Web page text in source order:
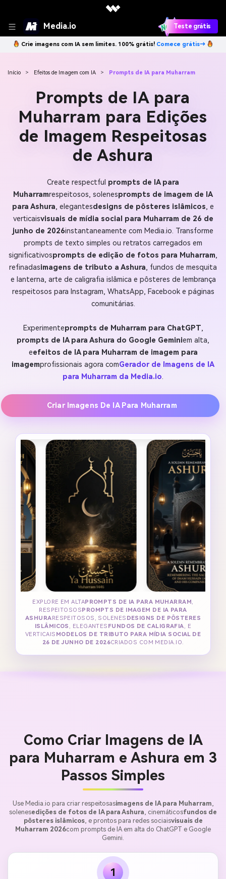
Media.io Teste grátis
Crie imagens com IA sem limites. 100% grátis! Comece grátis→
Início > Efeitos de Imagem com IA > Prompts de IA para Muharram
Prompts de IA para
Muharram para Edições
de Imagem Respeitosas
de Ashura
Create respectful prompts de IA para
Muharramrespeitosos, solenesprompts de imagem de IA
para Ashura, elegantesdesigns de pôsteres islâmicos, e
verticaisvisuais de mídia social para Muharram de 26 de
junho de 2026instantaneamente com Media.io. Transforme
prompts de texto simples ou retratos carregados em
significativosprompts de edição de fotos para Muharram,
refinadasimagens de tributo a Ashura, fundos de mesquita
e lanterna, arte de caligrafia islâmica e pôsteres de lembrança
respeitosos para Instagram, WhatsApp, Facebook e páginas
comunitárias.
Experimenteprompts de Muharram para ChatGPT,
prompts de IA para Ashura do Google Geminiem alta,
eefeitos de IA para Muharram de imagem para
imagemprofissionais agora comGerador de Imagens de IA
para Muharram da Media.io.
Criar Imagens De IA Para Muharram
EXPLORE EM ALTAPROMPTS DE IA PARA MUHARRAM,
RESPEITOSOSPROMPTS DE IMAGEM DE IA PARA
ASHURARESPEITOSOS, SOLENES DESIGNS DE PÔSTERES
ISLÂMICOS , ELEGANTES FUNDOS DE CALIGRAFIA, E
VERTICAIS MODELOS DE TRIBUTO PARA MÍDIA SOCIAL DE
26 DE JUNHO DE 2026CRIADOS COM MEDIA.IO.
Como Criar Imagens de IA
para Muharram e Ashura em 3
Passos Simples
Use Media.io para criar respeitosasimagens de IA para Muharram,
solenesedições de fotos de IA para Ashura, cinemáticosfundos de
pôsteres islâmicos, e prontos para redes sociaisvisuais de
Muharram 2026com prompts de IA em alta do ChatGPT e Google
Gemini.
1